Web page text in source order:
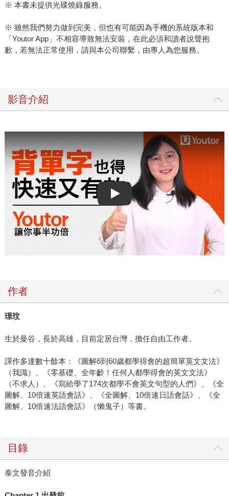
※ 本書未提供光碟燒錄服務。
※ 雖然我們努力做到完美，但也有可能因為手機的系統版本和
「Youtor App」不相容導致無法安裝，在此必須和讀者說聲抱
歉，若無法正常使用，請與本公司聯繫，由專人為您服務。
影音介紹
Play video
作者
璟玟
生於曼谷，長於高雄，目前定居台灣，擔任自由工作者。
譯作多達數十餘本：《圖解6到60歲都學得會的超簡單英文文法》
（我識）、《零基礎、全年齡！任何人都學得會的英文文法》
（不求人）、《寫給學了174次都學不會英文句型的人們》、《全
圖解、10倍速英語會話》、《全圖解、10倍速日語會話》、《全
圖解、10倍速法語會話》（懶鬼子）等書。
目錄
泰文發音介紹